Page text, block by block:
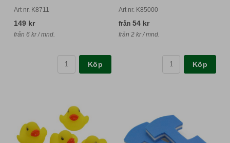
Art nr. K8711
149 kr
från 6 kr / mnd.
Köp
Art nr. K85000
från 54 kr
från 2 kr / mnd.
Köp